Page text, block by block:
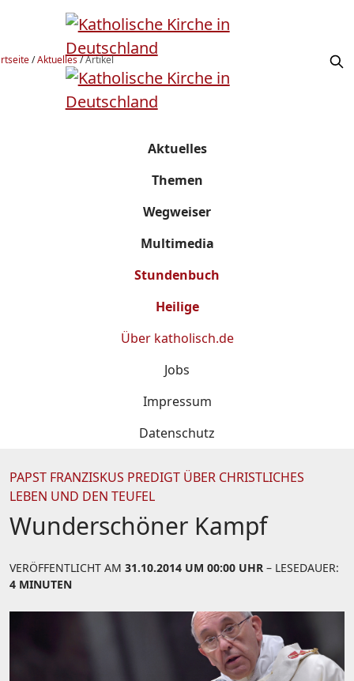
/Aktuelles/Artikel
Aktuelles
Themen
Wegweiser
Multimedia
Stundenbuch
Heilige
Über katholisch.de
Jobs
Impressum
Datenschutz
PAPST FRANZISKUS PREDIGT ÜBER CHRISTLICHES
LEBEN UND DEN TEUFEL
Wunderschöner Kampf
VERÖFFENTLICHT AM 31.10.2014 UM 00:00 UHR – LESEDAUER:
4 MINUTEN